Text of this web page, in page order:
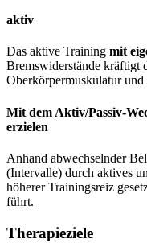
aktiv
Das aktive Training mit
Bremswiderstände kräftigt
Oberkörpermuskulatur
Mit dem Aktiv/Passiv-
erzielen
Anhand abwechselnder
(Intervalle) durch aktives
höherer Trainingsreiz
führt.
Therapieziele